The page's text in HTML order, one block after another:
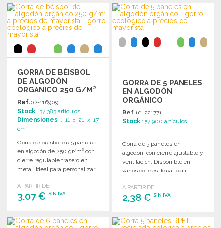
Solicitar un presupuesto PEDIR
Solicitar un presupuesto
GORRA DE BÉISBOL
DE ALGODÓN
ORGÁNICO 250 G/M²
Ref.02-116909
Stock : 37 383 artículos
Dimensiones : 11 x 21 x 17
cm
Gorra de béisbol de 5 paneles
en algodón de 250 gr/m² con
cierre regulable trasero en
metal. Ideal para personalizar.
A PARTIR DE
3,07 € SIN IVA
PEDIR
GORRA DE 5 PANELES
EN ALGODÓN
ORGÁNICO
Ref.10-221771
Stock : 57 900 artículos
Gorra de 5 paneles en
algodón, con cierre ajustable y
ventilación. Disponible en
varios colores. Ideal para
A PARTIR DE
2,38 €SIN IVA
PEDIR